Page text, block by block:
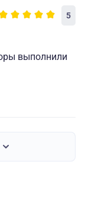
5
выполнили